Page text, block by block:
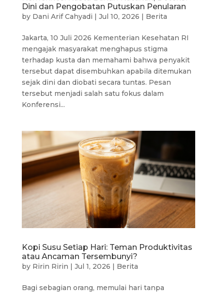
Dini dan Pengobatan Putuskan Penularan
by Dani Arif Cahyadi | Jul 10, 2026 | Berita
Jakarta, 10 Juli 2026 Kementerian Kesehatan RI
mengajak masyarakat menghapus stigma
terhadap kusta dan memahami bahwa penyakit
tersebut dapat disembuhkan apabila ditemukan
sejak dini dan diobati secara tuntas. Pesan
tersebut menjadi salah satu fokus dalam
Konferensi...
Kopi Susu Setiap Hari: Teman Produktivitas
atau Ancaman Tersembunyi?
by Ririn Ririn | Jul 1, 2026 | Berita
Bagi sebagian orang, memulai hari tanpa